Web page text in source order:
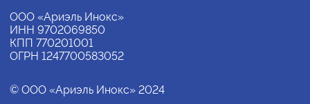
ООО «Ариэль Инокс»
ИНН 9702069850
КПП 770201001
ОГРН 1247700583052
© ООО «Ариэль Инокс» 2024